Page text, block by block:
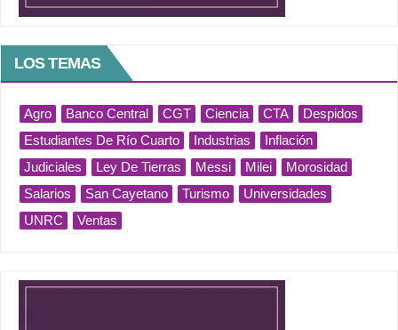
LOS TEMAS
Agro Banco Central CGT Ciencia CTA
Despidos
Estudiantes De Río Cuarto
Industrias
Inflación
Judiciales
Ley De Tierras Messi Milei
Morosidad
Salarios
San Cayetano Turismo
Universidades
UNRC
Ventas